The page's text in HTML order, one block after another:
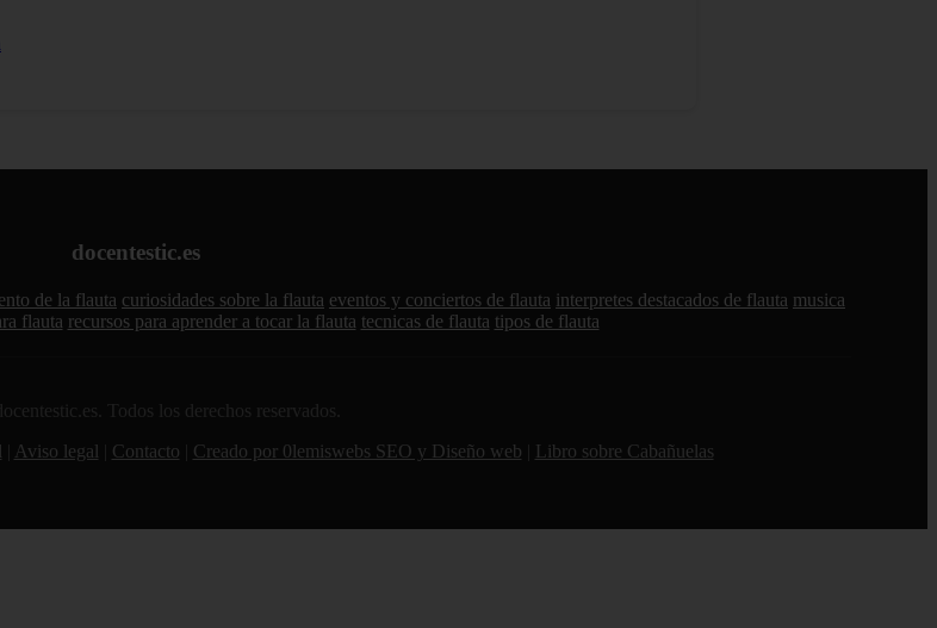
docentestic.es
de la flauta curiosidades sobre la flauta eventos y conciertos de flauta interpretes destacados de flauta musica
flauta recursos para aprender a tocar la flauta tecnicas de flauta tipos de flauta
Todos los derechos reservados.
Aviso legal Contacto Creado por 0lemiswebs SEO y Diseño web Libro sobre Cabañuelas